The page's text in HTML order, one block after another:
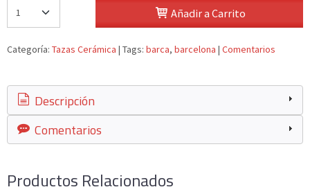
Añadir a Carrito
Categoría: Tazas Cerámica | Tags: barca barcelona | Comentarios
Descripción
Comentarios
Productos Relacionados